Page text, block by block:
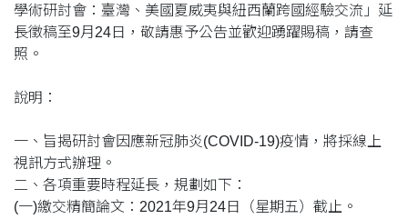
學術研討會：臺灣、美國夏威夷與紐西蘭跨國經驗交流」延
長徵稿至9月24日，敬請惠予公告並歡迎踴躍賜稿，請查
照。
說明：
一、旨揭研討會因應新冠肺炎(COVID-19)疫情，將採線上
視訊方式辦理。
二、各項重要時程延長，規劃如下：
(一)繳交精簡論文：2021年9月24日（星期五）截止。